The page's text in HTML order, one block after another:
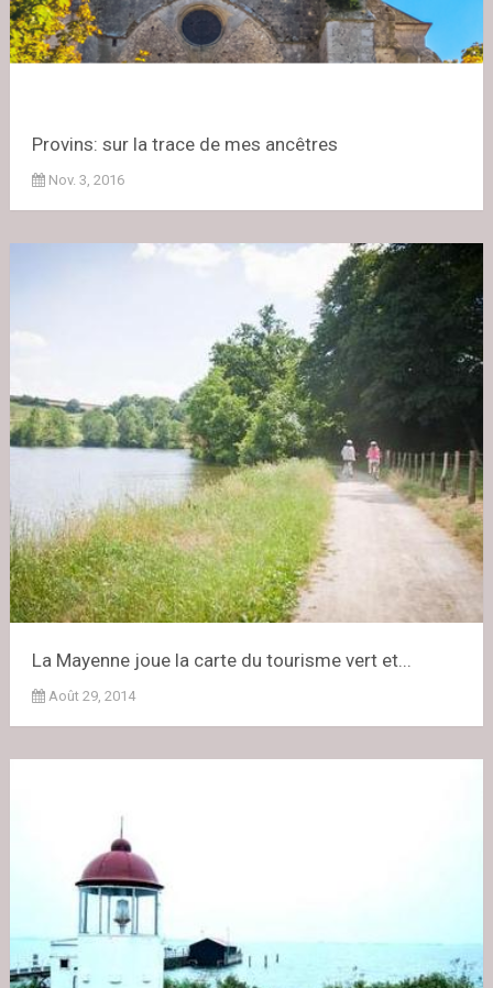
Provins: sur la trace de mes ancêtres
Nov. 3, 2016
La Mayenne joue la carte du tourisme vert et...
Août 29, 2014